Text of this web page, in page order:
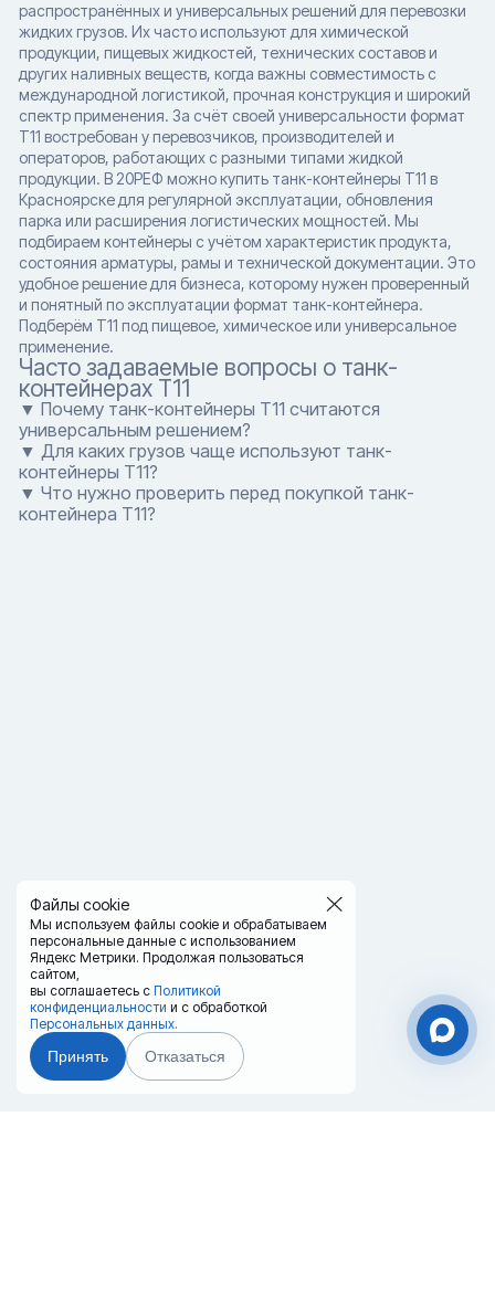
Файлы cookie
Мы используем файлы cookie и обрабатываем
персональные данные с использованием
Яндекс Метрики. Продолжая пользоваться
сайтом,
вы соглашаетесь с Политикой
конфиденциальности и с обработкой
Персональных данных.
Принять Отказаться
распространённых и универсальных решений для перевозки
жидких грузов. Их часто используют для химической
продукции, пищевых жидкостей, технических составов и
других наливных веществ, когда важны совместимость с
международной логистикой, прочная конструкция и широкий
спектр применения. За счёт своей универсальности формат
T11 востребован у перевозчиков, производителей и
операторов, работающих с разными типами жидкой
продукции. В 20РЕФ можно купить танк-контейнеры T11 в
Красноярске для регулярной эксплуатации, обновления
парка или расширения логистических мощностей. Мы
подбираем контейнеры с учётом характеристик продукта,
состояния арматуры, рамы и технической документации. Это
удобное решение для бизнеса, которому нужен проверенный
и понятный по эксплуатации формат танк-контейнера.
Подберём T11 под пищевое, химическое или универсальное
применение.
Часто задаваемые вопросы о танк-
контейнерах T11
▼ Почему танк-контейнеры T11 считаются
универсальным решением?
▼ Для каких грузов чаще используют танк-
контейнеры T11?
▼ Что нужно проверить перед покупкой танк-
контейнера T11?